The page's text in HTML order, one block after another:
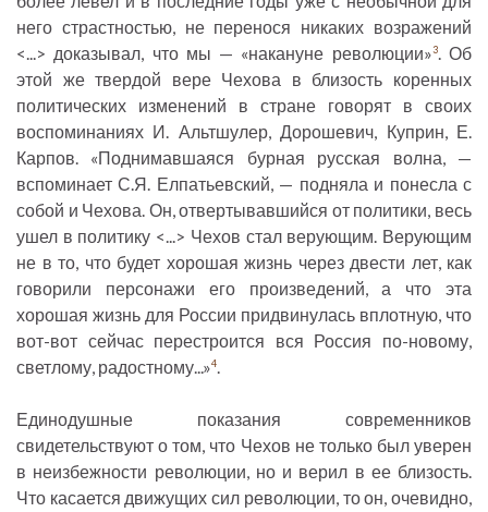
него страстностью, не перенося никаких возражений
<...> доказывал, что мы — «накануне революции»3. Об
этой же твердой вере Чехова в близость коренных
политических изменений в стране говорят в своих
воспоминаниях И. Альтшулер, Дорошевич, Куприн, Е.
Карпов. «Поднимавшаяся бурная русская волна, —
вспоминает С.Я. Елпатьевский, — подняла и понесла с
собой и Чехова. Он, отвертывавшийся от политики, весь
ушел в политику <...> Чехов стал верующим. Верующим
не в то, что будет хорошая жизнь через двести лет, как
говорили персонажи его произведений, а что эта
хорошая жизнь для России придвинулась вплотную, что
вот-вот сейчас перестроится вся Россия по-новому,
светлому, радостному...»4.
Единодушные показания современников
свидетельствуют о том, что Чехов не только был уверен
в неизбежности революции, но и верил в ее близость.
Что касается движущих сил революции, то он, очевидно,